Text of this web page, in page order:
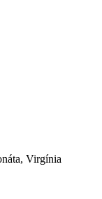
Virgínia